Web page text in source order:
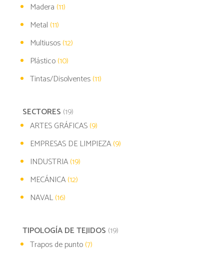
Madera (11)
Metal (11)
Multiusos(12)
Plástico(10)
Tintas/Disolventes(11)
SECTORES (19)
ARTES GRÁFICAS(9)
EMPRESAS DE LIMPIEZA(9)
INDUSTRIA(19)
MECÁNICA(12)
NAVAL(16)
TIPOLOGÍA DE TEJIDOS (19)
Trapos de punto(7)